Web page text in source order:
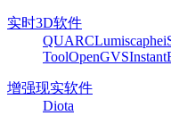
实时3D软件
QUARCLumiscaphe
ToolOpenGVS
增强现实软件
Diota